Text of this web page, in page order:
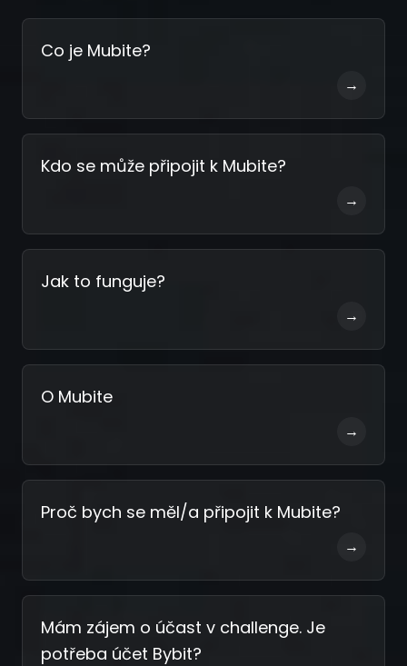
Co je Mubite?
→
Kdo se může připojit k Mubite?
→
Jak to funguje?
→
O Mubite
→
Proč bych se měl/a připojit k Mubite?
→
Mám zájem o účast v challenge. Je
potřeba účet Bybit?